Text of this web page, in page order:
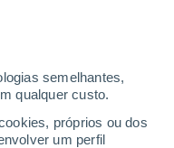
semelhantes,
qualquer custo.
próprios ou dos
um perfil